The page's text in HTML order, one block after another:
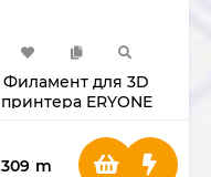
Филамент для 3D
принтера ERYONE
(Obsidian)
309 m